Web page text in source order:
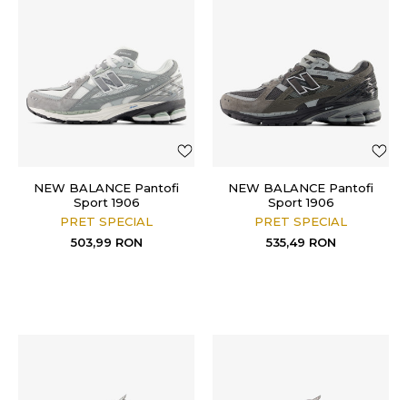
NEW BALANCE Pantofi
Sport 1906
PRET SPECIAL
503,99 RON
NEW BALANCE Pantofi
Sport 1906
PRET SPECIAL
535,49 RON